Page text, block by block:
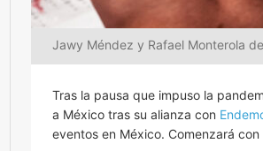
Jawy Méndez y Rafael Monterola
Tras la pausa que impuso la
a México tras su alianza con
eventos en México. Comenzará